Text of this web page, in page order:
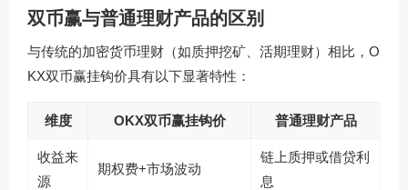
双币赢与普通理财产品的区别
与传统的加密货币理财（如质押挖矿、活期理财）相比，O
KX双币赢挂钩价具有以下显著特性：
维度 OKX双币赢挂钩价 普通理财产品
收益来
源
期权费+市场波动
链上质押或借贷利
息